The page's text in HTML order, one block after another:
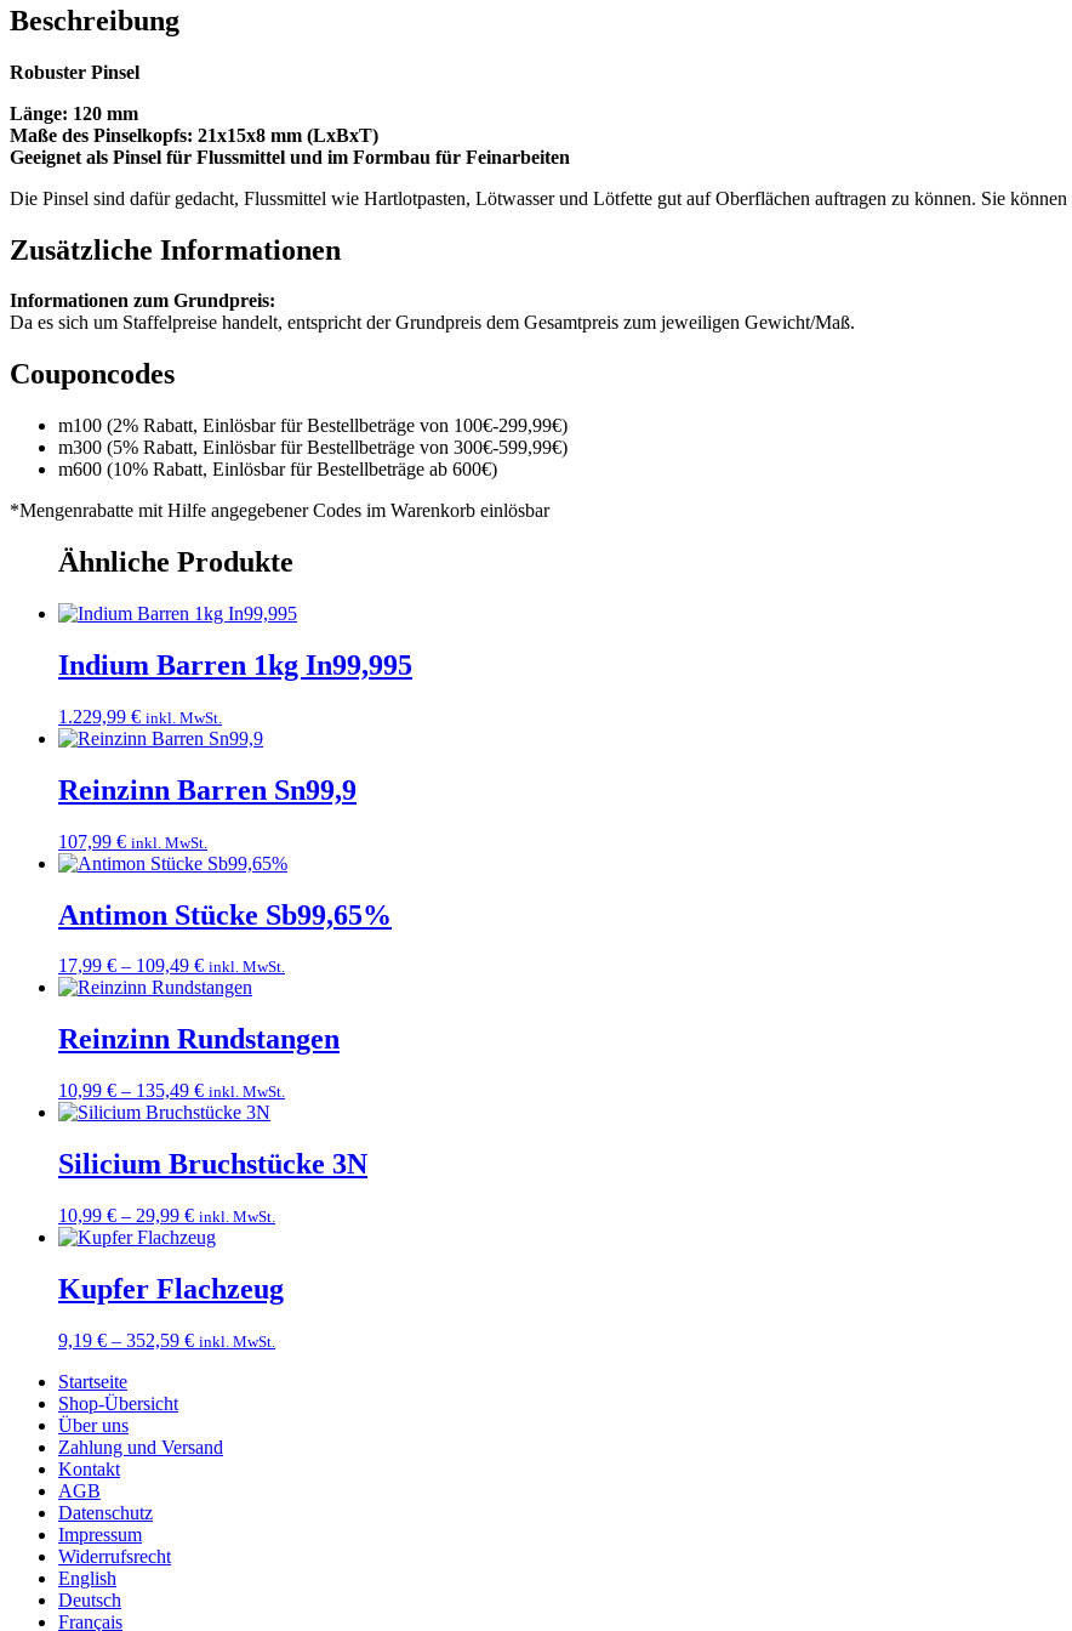
Beschreibung
Robuster Pinsel
Länge: 120 mm
Maße des Pinselkopfs: 21x15x8 mm (LxBxT)
Geeignet als Pinsel für Flussmittel und im Formbau für Feinarbeiten
Die Pinsel sind dafür gedacht, Flussmittel wie Hartlotpasten, Lötwasser und Lötfette gut auf Oberflächen auftragen zu können. Sie können
Zusätzliche Informationen
Informationen zum Grundpreis:
Da es sich um Staffelpreise handelt, entspricht der Grundpreis dem Gesamtpreis zum jeweiligen Gewicht/Maß.
Couponcodes
m100 (2% Rabatt, Einlösbar für Bestellbeträge von 100€-299,99€)
m300 (5% Rabatt, Einlösbar für Bestellbeträge von 300€-599,99€)
m600 (10% Rabatt, Einlösbar für Bestellbeträge ab 600€)
*Mengenrabatte mit Hilfe angegebener Codes im Warenkorb einlösbar
Ähnliche Produkte
Indium Barren 1kg In99,995
1.229,99 € inkl. MwSt.
Reinzinn Barren Sn99,9
107,99 € inkl. MwSt.
Antimon Stücke Sb99,65%
17,99 € – 109,49 €Preisspanne:
17,99 €
109,49 €
inkl. MwSt.
Reinzinn Rundstangen
10,99 € – 135,49 €Preisspanne:
10,99 €
135,49 €
inkl. MwSt.
Silicium Bruchstücke 3N
10,99 € – 29,99 €Preisspanne:
10,99 €
29,99 €
inkl. MwSt.
Kupfer Flachzeug
9,19 € – 352,59 €Preisspanne:
inkl. MwSt.
Startseite
Shop-Übersicht
Über uns
Zahlung und Versand
Kontakt
AGB
Datenschutz
Impressum
Widerrufsrecht
English
Deutsch
Français